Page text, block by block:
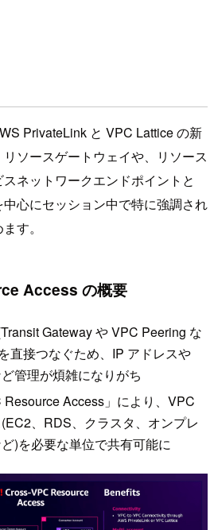
PrivateLink と VPC Lattice の新
ソースゲートウェイや、リソース
ネットワークエンドポイントと
心にセッション中で特に強調され
す。
Access の概要
Gateway や VPC Peering な
直接つなぐため、IP アドレスや
管理が煩雑になりがち
Access」により、VPC
、RDS、クラスタ、オンプレ
)を必要な単位で共有可能に